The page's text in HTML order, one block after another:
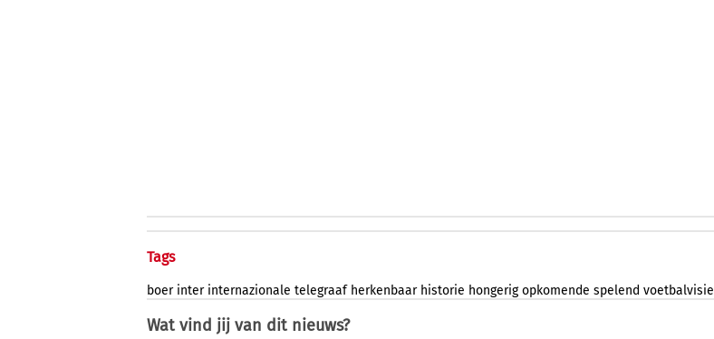
Tags
boer inter internazionale telegraaf herkenbaar historie hongerig opkomende spelend voetbalvisie
Wat vind jij van dit nieuws?